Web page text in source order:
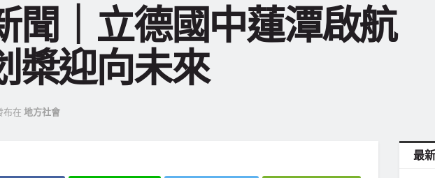
聞｜立德國中蓮潭啟航
槳迎向未來
布在 地方社會
最